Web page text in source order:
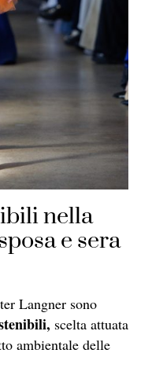
nella
e sera
Langner sono
scelta attuata
ambientale delle